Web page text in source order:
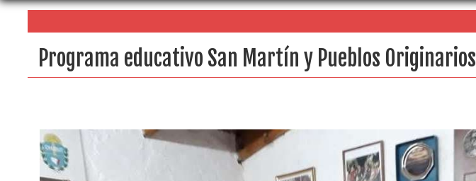
Programa educativo San Martín y Pueblos Originarios